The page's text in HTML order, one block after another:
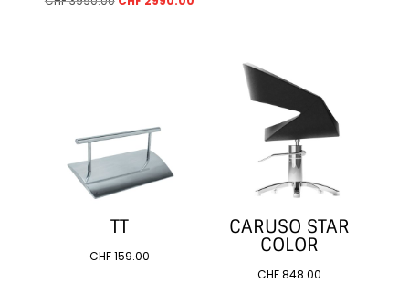
CHF 2990.00.
TT
CHF159.00
CARUSO STAR
COLOR
CHF848.00